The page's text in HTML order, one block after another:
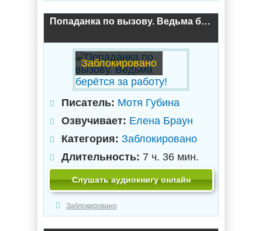
Попаданка по вызову. Ведьма берётся за работу!
Заблокировано
Писатель: Мотя Губина
Озвучивает: Елена Браун
Категория: Заблокировано
Длительность: 7 ч. 36 мин.
Слушать аудиокнигу онлайн
Заблокировано